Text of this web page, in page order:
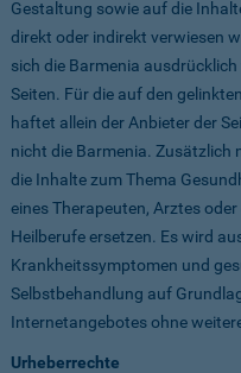
Gestaltung sowie auf die
direkt oder indirekt verwiesen
sich die Barmenia
Seiten. Für die auf den
haftet allein der Anbieter der
nicht die Barmenia. Zusätzlich
die Inhalte zum Thema
eines Therapeuten, Arztes
Heilberufe ersetzen. Es wird
Krankheitssymptomen und
Selbstbehandlung auf
Internetangebotes ohne
Urheberrechte